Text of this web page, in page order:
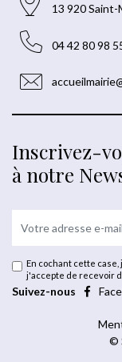
13 920
04 42 80 98
Inscrivez-
à notre
En cochant cette case,
j'accepte de recevoir
Suivez-nous
©